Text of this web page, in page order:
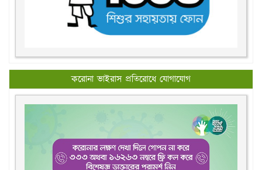
করোনা ভাইরাস প্রতিরোধে যোগাযোগ